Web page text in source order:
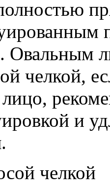
Овальным
челкой,
и
челкой